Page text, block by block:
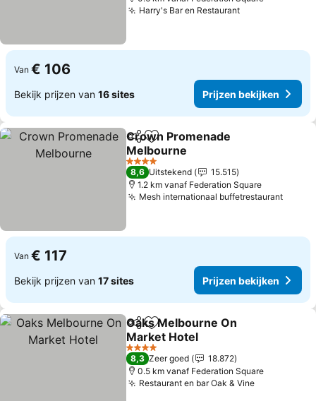
Harry's Bar en RestaurantPrijzen
Van € 106
Bekijk prijzen van 16 sites Prijzen bekijken
DelenToevoegen aan favorieten
Crown Promenade
Melbourne
Prijzen bekijken
4 Sterren
8,6 Uitstekend
15.515
1.2 km vanaf Federation Square
Mesh internationaal buffetrestaurant
Van € 117
Bekijk prijzen van 17 sites Prijzen bekijken
DelenToevoegen aan favorieten
Oaks Melbourne On
Market Hotel
Prijzen bekijken
4 Sterren
8,3 Zeer goed
18.872
0.5 km vanaf Federation Square
Restaurant en bar Oak & VinePrijzen